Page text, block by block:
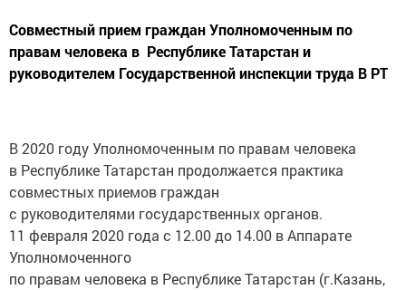
Совместный прием граждан Уполномоченным по
правам человека в Республике Татарстан и
руководителем Государственной инспекции труда В РТ
В 2020 году Уполномоченным по правам человека
в Республике Татарстан продолжается практика
совместных приемов граждан
с руководителями государственных органов.
11 февраля 2020 года с 12.00 до 14.00 в Аппарате
Уполномоченного
по правам человека в Республике Татарстан (г.Казань,